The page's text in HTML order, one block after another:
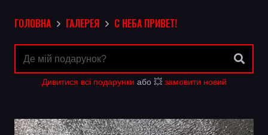
ГОЛОВНА ГАЛЕРЕЯ С НЕБА ПРИВЕТ!
Дивитися всі подарунки або 💥замовити новий